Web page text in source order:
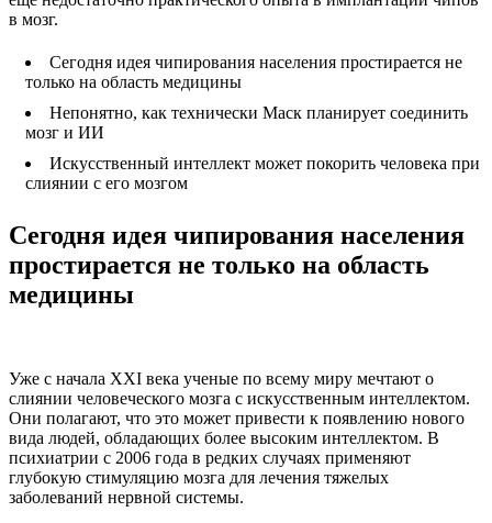
в мозг.
Сегодня идея чипирования населения простирается не
только на область медицины
Непонятно, как технически Маск планирует соединить
мозг и ИИ
Искусственный интеллект может покорить человека при
слиянии с его мозгом
Сегодня идея чипирования населения
простирается не только на область
медицины
Уже с начала XXI века ученые по всему миру мечтают о
слиянии человеческого мозга с искусственным интеллектом.
Они полагают, что это может привести к появлению нового
вида людей, обладающих более высоким интеллектом. В
психиатрии с 2006 года в редких случаях применяют
глубокую стимуляцию мозга для лечения тяжелых
заболеваний нервной системы.